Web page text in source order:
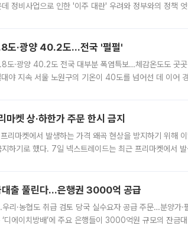
정비사업으로 인한 '이주 대란' 우려와 정부와의 정책
도·광양 40.2도…전국 '펄펄'
·광양 40.2도 전국 대부분 폭염특보…체감온도도 곳
야 지속 서울 노원구의 기온이 40도를 넘어선 데 이어
켓 상·하한가 주문 한시 금지
리마켓에서 발생하는 가격 왜곡 현상을 방지하기 위해
하기로 했다. 7일 넥스트레이드는 최근 프리마켓에서
대출 풀린다…은행권 3000억 공급
리·농협도 취급 검토 당국 실수요자 공급 주문…분양가·
디에이치방배’에 주요 은행들이 3000억원 규모의 잔금